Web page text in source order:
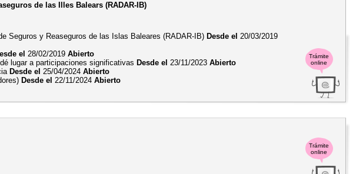
Trámite
online
de las Illes Balears (RADAR-IB)
Seguros y Reaseguros de las Islas Baleares (RADAR-IB) Desde el 20/03/2019
el 28/02/2019Abierto
lugar a participaciones significativas Desde el 23/11/2023Abierto
Desde el 25/04/2024Abierto
Desde el 22/11/2024Abierto
Trámite
online